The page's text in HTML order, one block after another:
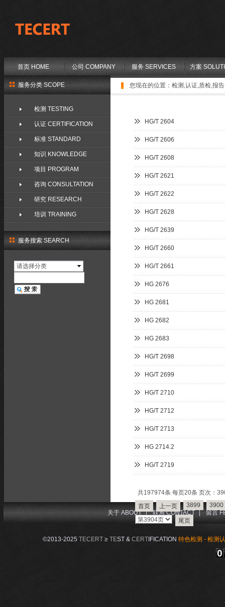
首页 HOME 公司 COMPANY 服务 SERVICES 方案
您现在的位置： 检测,认证,质检,报
服务搜索 SEARCH
请选择分类
服务分类 SCOPE
检测 TESTING
认证 CERTIFICATION
标准 STANDARD
知识 KNOWLEDGE
项目 PROGRAM
咨询 CONSULTATION
研究 RESEARCH
培训 TRAINING
HG/T 2604
HG/T 2606
HG/T 2608
HG/T 2621
HG/T 2622
HG/T 2628
HG/T 2639
HG/T 2660
HG/T 2661
HG 2676
HG 2681
HG 2682
HG 2683
HG/T 2698
HG/T 2699
HG/T 2710
HG/T 2712
HG/T 2713
HG 2714.2
HG/T 2719
共197974条 每页20条 页次：
首页
上一页 3899 3900
尾页
©2013-2025 TECERT≥ TEST & CERTIFICATION特色检测 - 检测
关于 ABOUT | 联系 CONTACT 留言